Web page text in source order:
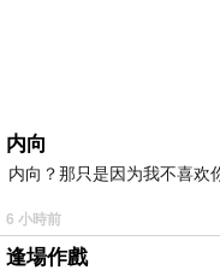
内向
内向？那只是因为我不喜欢
6 小時前
逢場作戲